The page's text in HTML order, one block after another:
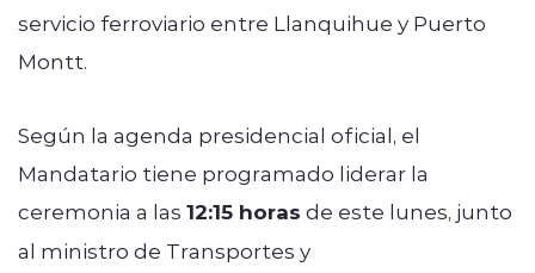
servicio ferroviario entre Llanquihue y Puerto
Montt.
Según la agenda presidencial oficial, el
Mandatario tiene programado liderar la
ceremonia a las 12:15 horas de este lunes, junto
al ministro de Transportes y